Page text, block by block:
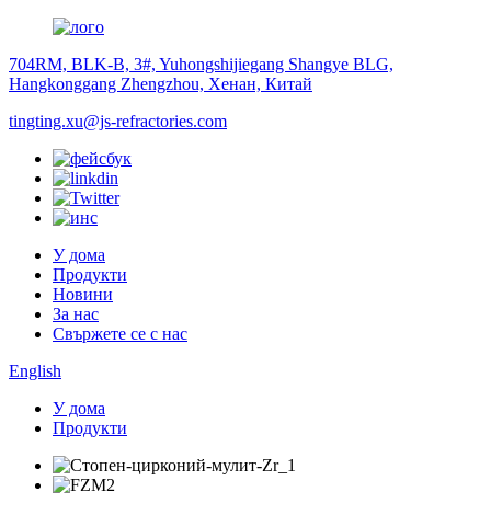
704RM, BLK-B, 3#, Yuhongshijiegang Shangye BLG,
Hangkonggang Zhengzhou, Хенан, Китай
tingting.xu@js-refractories.com
У дома
Продукти
Новини
За нас
Свържете се с нас
English
У дома
Продукти